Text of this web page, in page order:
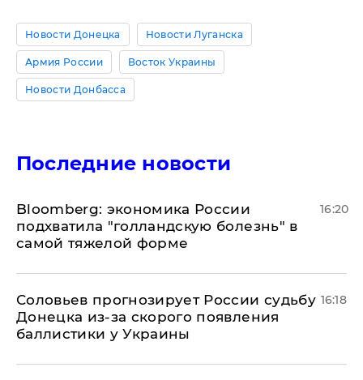
Новости Донецка Новости Луганска
Армия России Восток Украины
Новости Донбасса
Последние новости
Bloomberg: экономика России
подхватила "голландскую болезнь" в
самой тяжелой форме
16:20
Соловьев прогнозирует России судьбу
Донецка из-за скорого появления
баллистики у Украины
16:18